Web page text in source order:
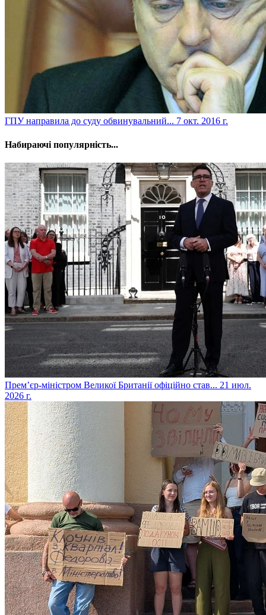
​ГПУ направила до суду обвинувальний... 7 окт. 2016 г.
Набираючі популярність...
​Прем’єр-міністром Великої Британії офіційно став... 21 июл.
2026 г.